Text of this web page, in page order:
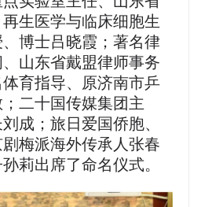
生医学与临床细胞生
博士吕晓霞；著名律
山东省戴盟律师事务
育指导、原济南市乒
二十国传媒集团主
成；旅日爱国侨胞、
梅派海外传承人张春
莉出席了命名仪式。